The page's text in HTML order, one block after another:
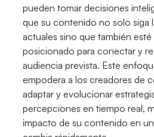
pueden tomar decisiones
que su contenido no solo siga
actuales sino que también
posicionado para conectar y
audiencia prevista. Este
empodera a los creadores de
adaptar y evolucionar
percepciones en tiempo real,
impacto de su contenido en